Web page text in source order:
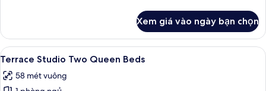
Terrace
Studio
Fountain
Xem giá vào ngày bạn chọn
Xem
tất
cả
Bộ trải giường bằng vải cotton Ai
7
Terrace Studio Two Queen Beds
58 mét vuông